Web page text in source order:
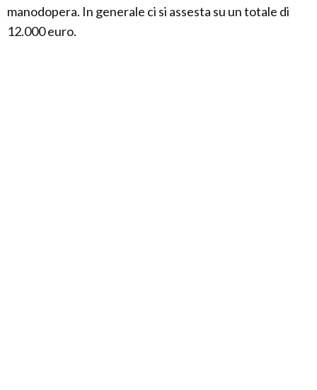
manodopera. In generale ci si assesta su un totale di
12.000 euro.